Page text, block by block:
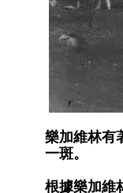
樂加維林有
一斑。
根據樂加維